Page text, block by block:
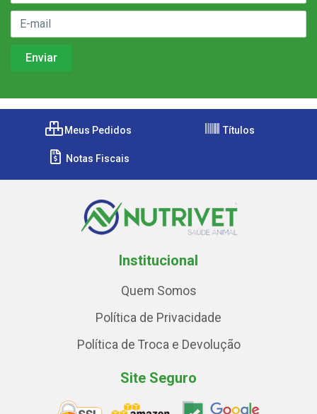
Meus Pedidos Títulos
Notas Fiscais
Institucional
Quem Somos
Política de Privacidade
Política de Troca e Devolução
Site Seguro